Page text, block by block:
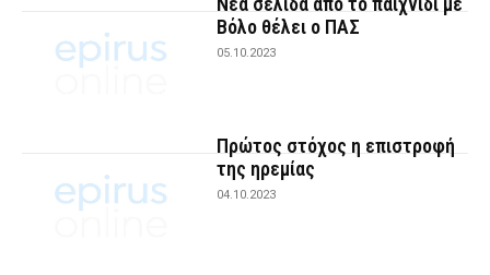
Βόλο θέλει ο ΠΑΣ
05.10.2023
Πρώτος στόχος η επιστροφή
της ηρεμίας
04.10.2023